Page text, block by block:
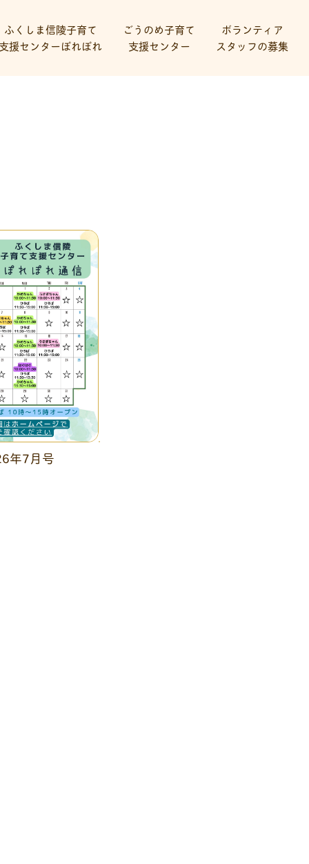
ふくしま信陵子育て
援センターぽれぽれ
ごうのめ子育て
支援センター
ボランティア
スタッフの募集
年7月号